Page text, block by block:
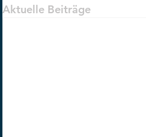
Aktuelle Beiträge